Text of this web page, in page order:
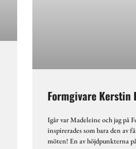
Formgivare Kerstin
Igår var Madeleine och jag på
inspirerades som bara den av
möten! En av höjdpunkterna